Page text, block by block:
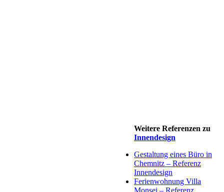
Weitere Referenzen zu
Innendesign
Gestaltung eines Büro in
Chemnitz – Referenz
Innendesign
Ferienwohnung Villa